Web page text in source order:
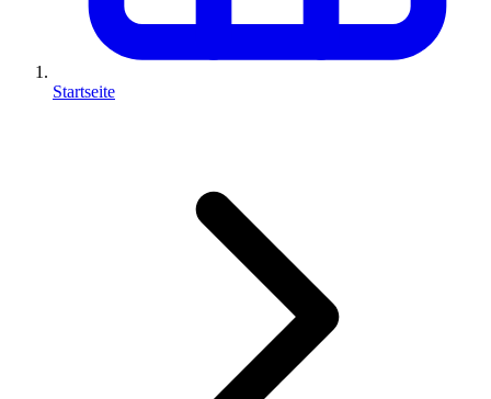
Startseite